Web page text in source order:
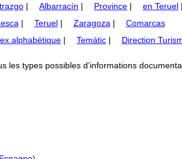
| Albarracín | Province | en Teruel
| Teruel| Zaragoza |
Comarcas
alphabétique | Temátic | Direction
types possibles d’informations